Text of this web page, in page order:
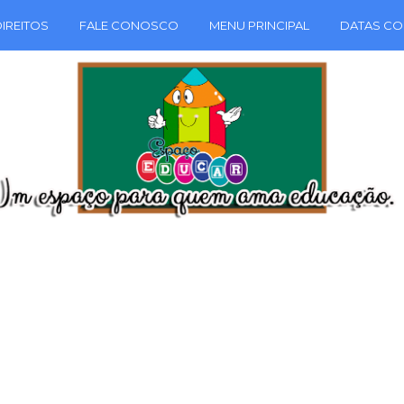
FALE CONOSCO MENU PRINCIPAL DATAS